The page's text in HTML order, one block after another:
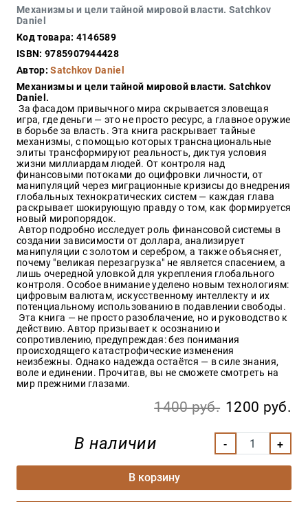
Механизмы и цели тайной мировой власти. Satchkov
Daniel
Код товара: 4146589
ISBN: 9785907944428
Автор:Satchkov Daniel
Механизмы и цели тайной мировой власти. Satchkov
Daniel.
За фасадом привычного мира скрывается зловещая
игра, где деньги — это не просто ресурс, а главное оружие
в борьбе за власть. Эта книга раскрывает тайные
механизмы, с помощью которых транснациональные
элиты трансформируют реальность, диктуя условия
жизни миллиардам людей. От контроля над
финансовыми потоками до оцифровки личности, от
манипуляций через миграционные кризисы до внедрения
глобальных технократических систем — каждая глава
раскрывает шокирующую правду о том, как формируется
новый миропорядок.
Автор подробно исследует роль финансовой системы в
создании зависимости от доллара, анализирует
манипуляции с золотом и серебром, а также объясняет,
почему "великая перезагрузка" не является спасением, а
лишь очередной уловкой для укрепления глобального
контроля. Особое внимание уделено новым технологиям:
цифровым валютам, искусственному интеллекту и их
потенциальному использованию в подавлении свободы.
Эта книга — не просто разоблачение, но и руководство к
действию. Автор призывает к осознанию и
сопротивлению, предупреждая: без понимания
происходящего катастрофические изменения
неизбежны. Однако надежда остаётся — в силе знания,
воле и единении. Прочитав, вы не сможете смотреть на
мир прежними глазами.
1400 руб. 1200 руб.
В наличии
В корзину
Красота
здоровье
Оптовикам
Авторам
Контакты
Мероприятия
+7(499)
350-17-
79
Москва
pochta@den-
magazin.ru